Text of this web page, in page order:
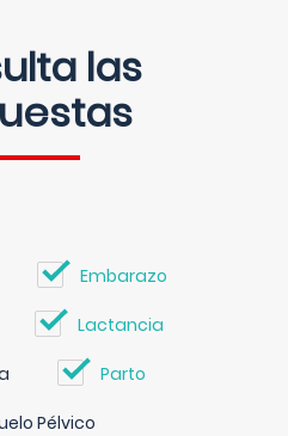
las
Embarazo
Lactancia
Parto
Pélvico